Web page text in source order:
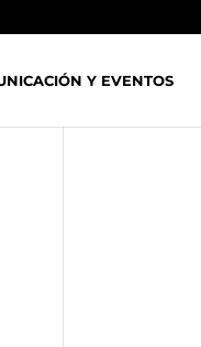
Y EVENTOS